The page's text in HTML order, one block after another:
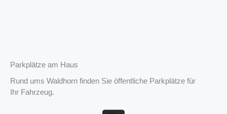
Parkplätze am Haus
Rund ums Waldhorn finden Sie öffentliche Parkplätze für
Ihr Fahrzeug.